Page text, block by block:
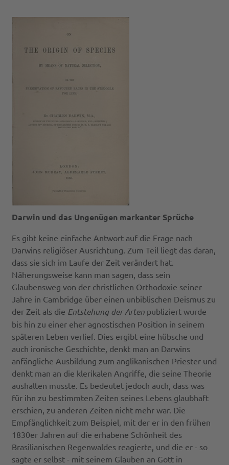
Darwin und das Ungenügen markanter Sprüche
Es gibt keine einfache Antwort auf die Frage nach
Darwins religiöser Ausrichtung. Zum Teil liegt das daran,
dass sie sich im Laufe der Zeit verändert hat.
Näherungsweise kann man sagen, dass sein
Glaubensweg von der christlichen Orthodoxie seiner
Jahre in Cambridge über einen unbiblischen Deismus zu
der Zeit als die Entstehung der Arten publiziert wurde
bis hin zu einer eher agnostischen Position in seinem
späteren Leben verlief. Dies ergibt eine hübsche und
auch ironische Geschichte, denkt man an Darwins
anfängliche Ausbildung zum anglikanischen Priester und
denkt man an die klerikalen Angriffe, die seine Theorie
aushalten musste. Es bedeutet jedoch auch, dass was
für ihn zu bestimmten Zeiten seines Lebens glaubhaft
erschien, zu anderen Zeiten nicht mehr war. Die
Empfänglichkeit zum Beispiel, mit der er in den frühen
1830er Jahren auf die erhabene Schönheit des
Brasilianischen Regenwaldes reagierte, und die er - so
sagte er selbst - mit seinem Glauben an Gott in